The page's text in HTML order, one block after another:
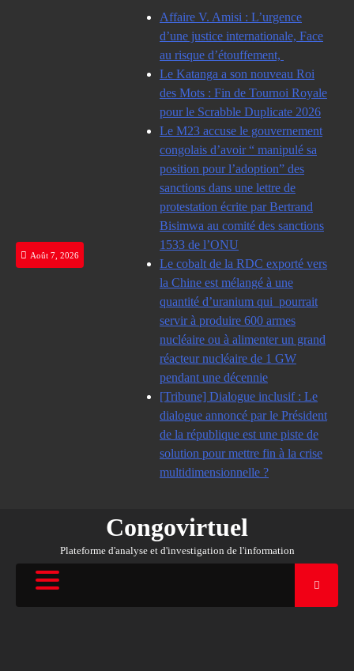
Août 7, 2026
Affaire V. Amisi : L’urgence
d’une justice internationale, Face
au risque d’étouffement,
Le Katanga a son nouveau Roi
des Mots : Fin de Tournoi Royale
pour le Scrabble Duplicate 2026
Le M23 accuse le gouvernement
congolais d’avoir “ manipulé sa
position pour l’adoption” des
sanctions dans une lettre de
protestation écrite par Bertrand
Bisimwa au comité des sanctions
1533 de l’ONU
Le cobalt de la RDC exporté vers
la Chine est mélangé à une
quantité d’uranium qui pourrait
servir à produire 600 armes
nucléaire ou à alimenter un grand
réacteur nucléaire de 1 GW
pendant une décennie
[Tribune] Dialogue inclusif : Le
dialogue annoncé par le Président
de la république est une piste de
solution pour mettre fin à la crise
multidimensionnelle ?
Congovirtuel
Plateforme d'analyse et d'investigation de l'information